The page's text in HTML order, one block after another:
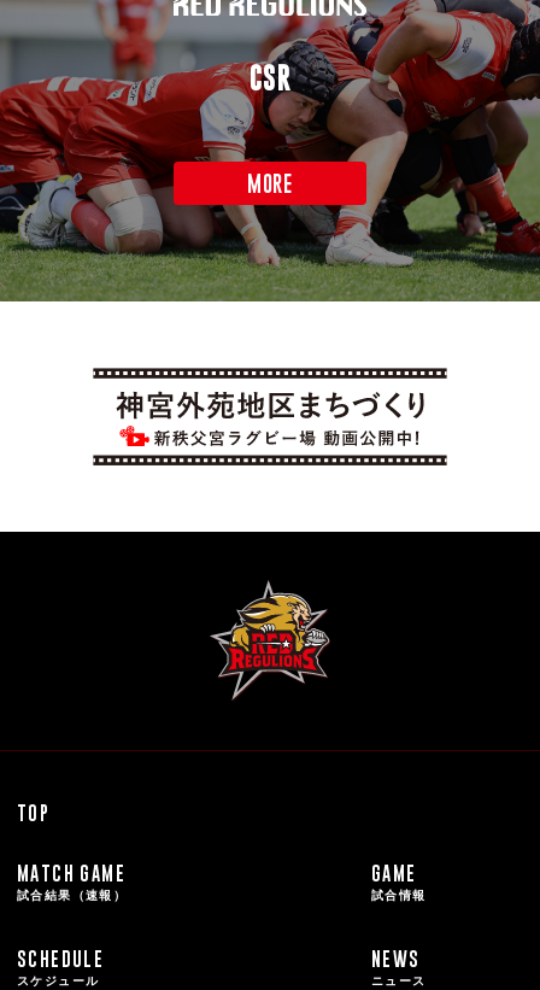
CSR
MORE
TOP
MATCH GAME
試合結果（速報）
GAME
試合情報
SCHEDULE
スケジュール
NEWS
ニュース